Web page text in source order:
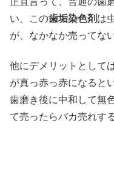
い、この歯垢染色剤 は
が、なかなか売ってな
他にデメリットとして
が真っ赤っ赤になると
歯磨き後に中和して無
て売ったらバカ売れす